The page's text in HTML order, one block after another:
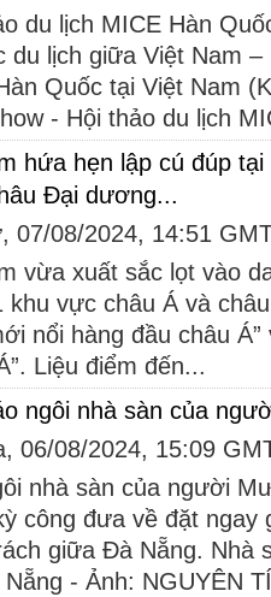
du lịch MICE Hàn
du lịch giữa Việt Nam
Quốc tại Việt Nam
- Hội thảo du lịch
hứa hẹn lập cú đúp
Đại dương...
07/08/2024, 14:51
vừa xuất sắc lọt vào
khu vực châu Á và
nổi hàng đầu châu
Liệu điểm đến...
ngôi nhà sàn của
06/08/2024, 15:09
nhà sàn của người
công đưa về đặt ngay
giữa Đà Nẵng. Nhà
- Ảnh: NGUYÊN